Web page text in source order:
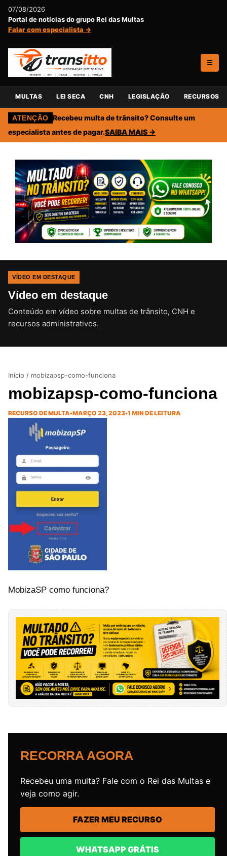
07/08/2026
Portal de notícias do grupo Rei das Multas
Falar com especialista →
☰
MULTAS LEI SECA CNH LEGISLAÇÃO RECURSOS
ATENÇÃO Recebeu multa de trânsito? Consulte um
especialista antes de pagar.SAIBA MAIS →
VÍDEO EM DESTAQUE
Vídeo em destaque
Conteúdo em vídeo sobre multas de trânsito, CNH e
recursos administrativos.CLIQUE PARA ATIVAR O SOM
Início / mobizapsp-como-funciona
mobizapsp-como-funciona
RECURSO DE MULTA•MARÇO 23, 2023•1 MIN DE LEITURA
MobizaSP como funciona?
RECORRA AGORA
Recebeu uma multa? Fale com o Rei das Multas e
veja como agir.
FAZER MEU RECURSO
WHATSAPP GRÁTIS